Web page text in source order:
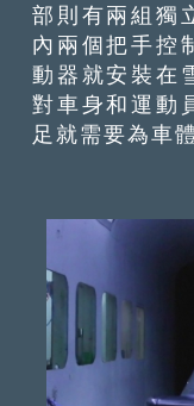
部則有兩組獨
內兩個把手控
動器就安裝在
對車身和運動
足就需要為車